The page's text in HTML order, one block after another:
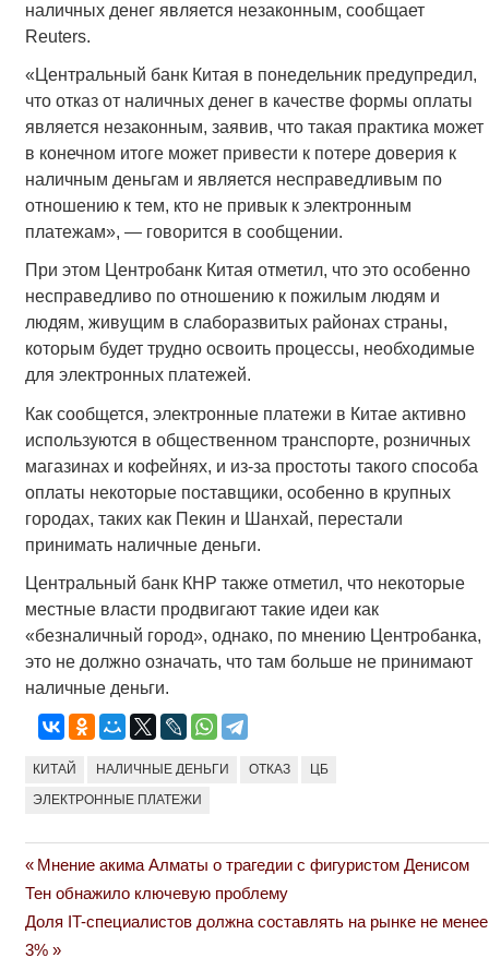
наличных денег является незаконным, сообщает
Reuters.
«Центральный банк Китая в понедельник предупредил,
что отказ от наличных денег в качестве формы оплаты
является незаконным, заявив, что такая практика может
в конечном итоге может привести к потере доверия к
наличным деньгам и является несправедливым по
отношению к тем, кто не привык к электронным
платежам», — говорится в сообщении.
При этом Центробанк Китая отметил, что это особенно
несправедливо по отношению к пожилым людям и
людям, живущим в слаборазвитых районах страны,
которым будет трудно освоить процессы, необходимые
для электронных платежей.
Как сообщется, электронные платежи в Китае активно
используются в общественном транспорте, розничных
магазинах и кофейнях, и из-за простоты такого способа
оплаты некоторые поставщики, особенно в крупных
городах, таких как Пекин и Шанхай, перестали
принимать наличные деньги.
Центральный банк КНР также отметил, что некоторые
местные власти продвигают такие идеи как
«безналичный город», однако, по мнению Центробанка,
это не должно означать, что там больше не принимают
наличные деньги.
КИТАЙ НАЛИЧНЫЕ ДЕНЬГИ ОТКАЗ ЦБ
ЭЛЕКТРОННЫЕ ПЛАТЕЖИ
Навигация
по
записям
Previous
Post:
Мнение акима Алматы о трагедии с фигуристом Денисом
Тен обнажило ключевую проблему
Next
Post:
Доля IT-специалистов должна составлять на рынке не менее
3%